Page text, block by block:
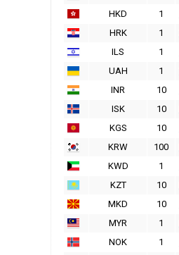
HKD
1
HRK
1
ILS
1
UAH
1
INR
10
ISK
10
KGS
10
KRW
100
KWD
1
KZT
10
MKD
10
MYR
1
NOK
1